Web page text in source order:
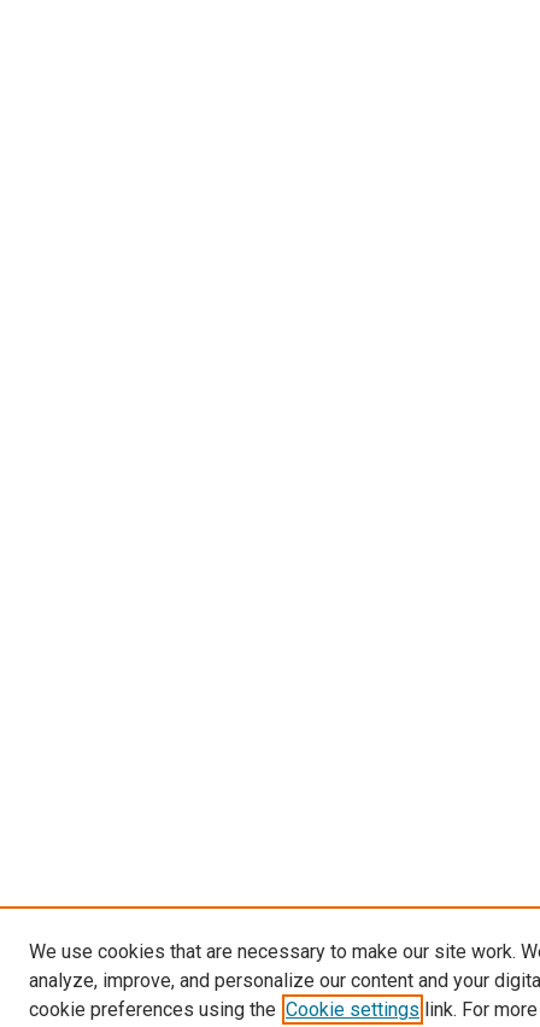
We use cookies that are necessary to make our site work.
analyze, improve, and personalize our content and your
cookie preferences using the Cookie settings link. For